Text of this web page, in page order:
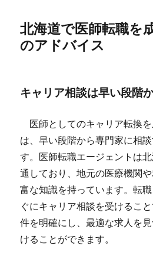
北海道で医師転職を
のアドバイス
キャリア相談は早い段階
医師としてのキャリア転換
は、早い段階から専門家に相
す。医師転職エージェントは
通しており、地元の医療機関
富な知識を持っています。転
ぐにキャリア相談を受けるこ
件を明確にし、最適な求人を
けることができます。